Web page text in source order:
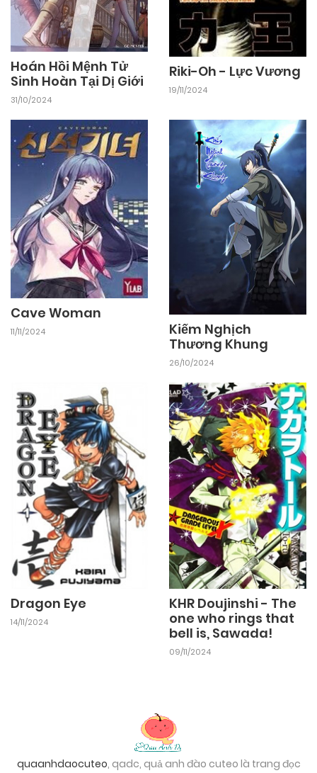
Hoán Hồi Mệnh Tử
Sinh Hoàn Tại Dị Giới
31/10/2024
Riki-Oh - Lực Vương
19/11/2024
Cave Woman
11/11/2024
Kiếm Nghịch
Thương Khung
26/10/2024
Dragon Eye
14/11/2024
KHR Doujinshi - The
one who rings that
bell is, Sawada!
09/11/2024
quaanhdaocuteo, qadc, quả anh đào cuteo là trang đọc